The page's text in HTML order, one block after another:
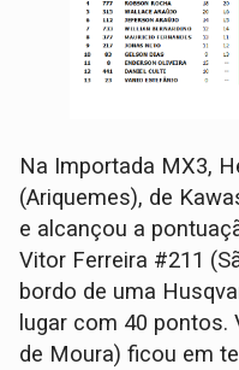
Na Importada MX3,
(Ariquemes), de
e alcançou a
Vitor Ferreira #211
bordo de uma
lugar com 40 pontos.
de Moura) ficou em